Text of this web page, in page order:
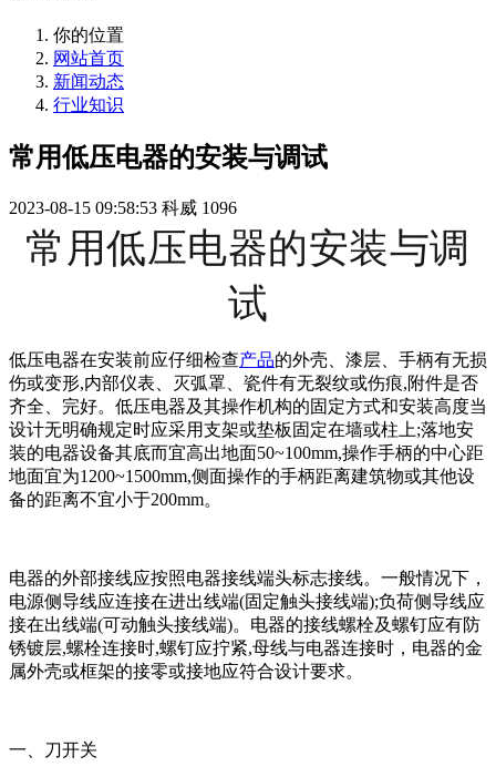
你的位置
网站首页
新闻动态
行业知识
常用低压电器的安装与调试
2023-08-15 09:58:53 科威 1096
常用低压电器的安装与调
试
低压电器在安装前应仔细检查产品的外壳、漆层、手柄有无损
伤或变形,内部仪表、灭弧罩、瓷件有无裂纹或伤痕,附件是否
齐全、完好。低压电器及其操作机构的固定方式和安装高度当
设计无明确规定时应采用支架或垫板固定在墙或柱上;落地安
装的电器设备其底而宜高出地面50~100mm,操作手柄的中心距
地面宜为1200~1500mm,侧面操作的手柄距离建筑物或其他设
备的距离不宜小于200mm。
电器的外部接线应按照电器接线端头标志接线。一般情况下，
电源侧导线应连接在进出线端(固定触头接线端);负荷侧导线应
接在出线端(可动触头接线端)。电器的接线螺栓及螺钉应有防
锈镀层,螺栓连接时,螺钉应拧紧,母线与电器连接时，电器的金
属外壳或框架的接零或接地应符合设计要求。
一、刀开关